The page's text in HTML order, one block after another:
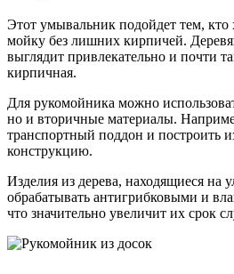
Этот умывальник подойдет тем, кто
мойку без лишних кирпичей.
выглядит привлекательно и почти
кирпичная.
Для рукомойника можно
но и вторичные материалы.
транспортный поддон и построить
конструкцию.
Изделия из дерева, находящиеся на
обрабатывать антигрибковыми и
что значительно увеличит их срок